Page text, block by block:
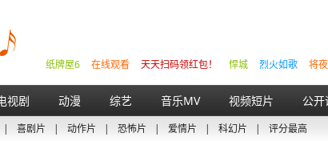
将夜
烈火如歌
悍城
天天扫码领红包！
在线观看
纸牌屋6
视剧 动漫 综艺 音乐MV 视频短片 公开
| 喜剧片 | 动作片 | 恐怖片 | 爱情片 | 科幻片 | 评分最高